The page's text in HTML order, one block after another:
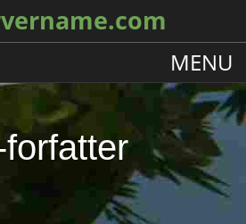
MENU